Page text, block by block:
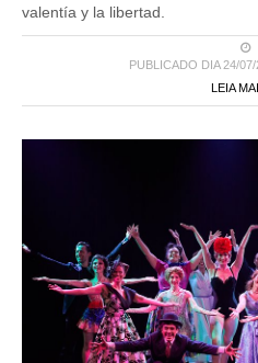
valentía y la libertad.
PUBLICADO DIA 24/
LEIA